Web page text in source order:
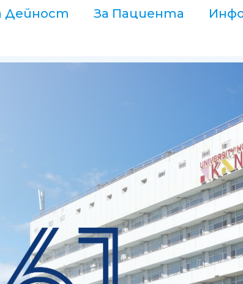
Дейност За Пациента